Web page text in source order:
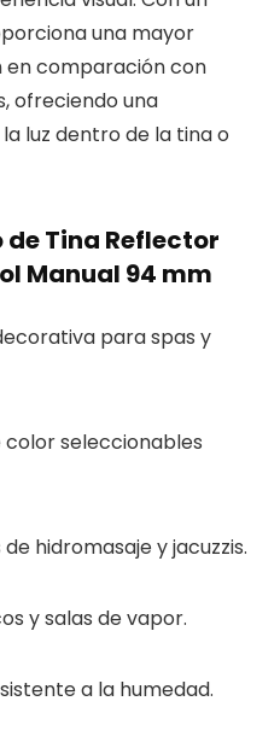
una mayor
en comparación con
ofreciendo una
luz dentro de la tina o
de Tina Reflector
Manual 94 mm
para spas y
seleccionables
hidromasaje y jacuzzis.
y salas de vapor.
a la humedad.